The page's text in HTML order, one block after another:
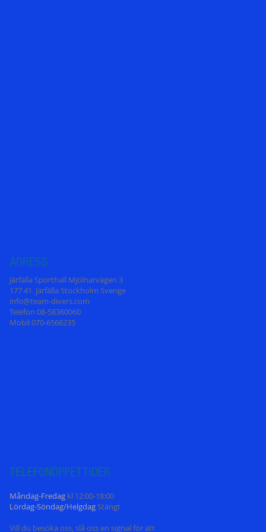
ADRESS
Järfälla Sporthall Mjölnarvägen 3
177 41 Järfälla Stockholm Sverige
info@team-divers.com
Telefon 08-58360060
Mobil 070-6566235
TELEFONÖPPETTIDER
Måndag-Fredag kl 12:00-18:00
Lördag-Söndag/HelgdagStängt
Vill du besöka oss, slå oss en signal för att